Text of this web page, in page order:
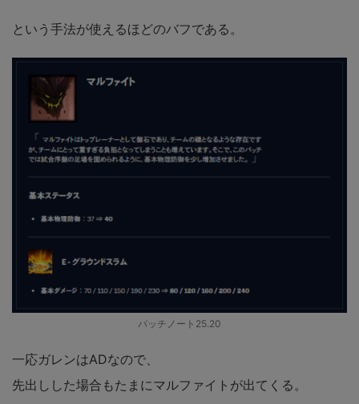
という手法が使えるほどのバフである。
パッチノート25.20
一応ガレンはADなので、
先出しした場合もたまにマルファイトが出てくる。